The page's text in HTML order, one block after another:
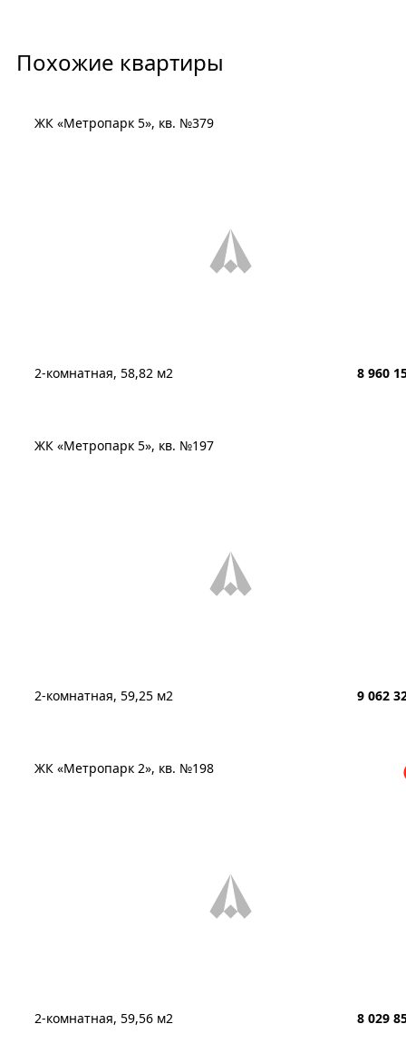
Похожие квартиры
ЖК «Метропарк 5», кв. №379
2-комнатная, 58,82 м2 8 960
ЖК «Метропарк 5», кв. №197
2-комнатная, 59,25 м2 9 062
ЖК «Метропарк 2», кв. №198
2-комнатная, 59,56 м2 8 029